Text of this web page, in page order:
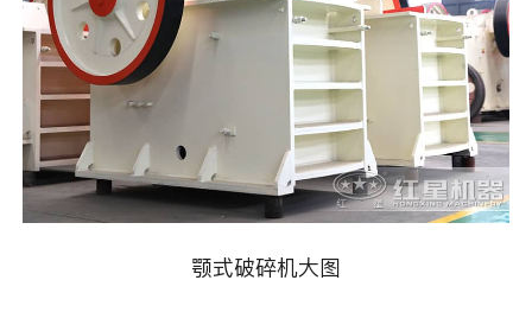
颚式破碎机大图